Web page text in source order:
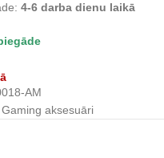
4-6 darba dienu laikā
AM
Gaming aksesuāri